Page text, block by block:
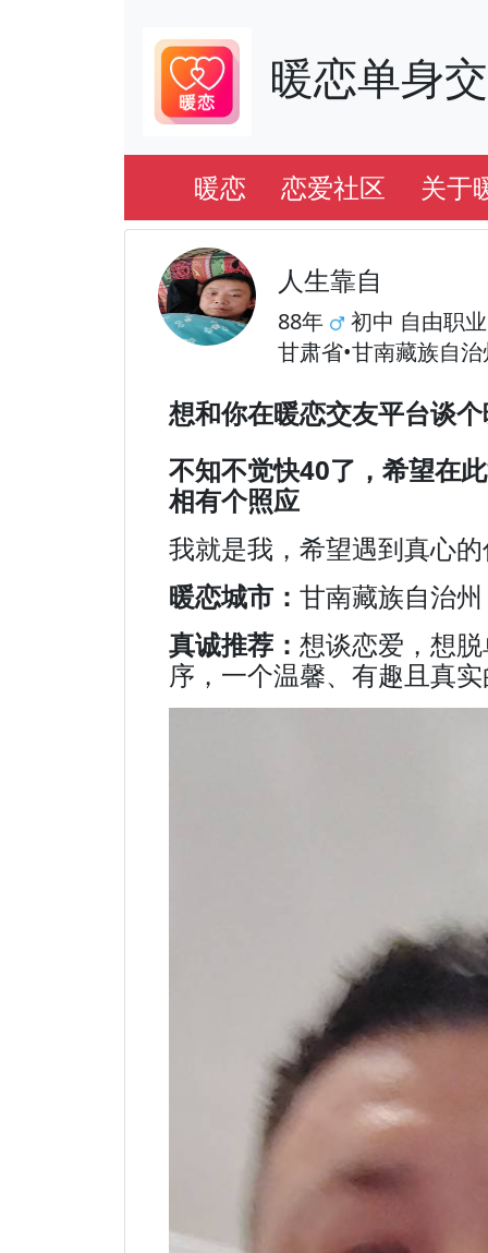
暖恋单身
暖恋 恋爱社区 关于
人生靠自
88年
初中 自由职业
甘肃省•甘南藏族自
想和你在暖恋交友平台谈
不知不觉快40了，希望在
相有个照应
我就是我，希望遇到真心
暖恋城市： 甘南藏族自治州
真诚推荐： 想谈恋爱，想
序，一个温馨、有趣且真